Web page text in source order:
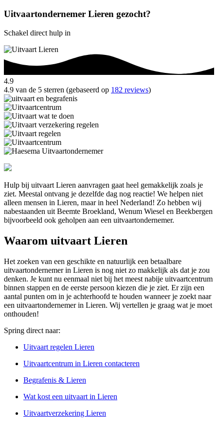
Uitvaartondernemer Lieren gezocht?
Schakel direct hulp in
4.9
4.9 van de 5 sterren (gebaseerd op 182 reviews)
Hulp bij uitvaart Lieren aanvragen gaat heel gemakkelijk zoals je
ziet. Meestal ontvang je dezelfde dag nog reactie! We helpen niet
alleen mensen in Lieren, maar in heel Nederland! Zo hebben wij
nabestaanden uit Beemte Broekland, Wenum Wiesel en Beekbergen
bijvoorbeeld ook geholpen aan een uitvaartondernemer.
Waarom uitvaart Lieren
Het zoeken van een geschikte en natuurlijk een betaalbare
uitvaartondernemer in Lieren is nog niet zo makkelijk als dat je zou
denken. Je kunt nu eenmaal niet bij het meest nabije uitvaartcentrum
binnen stappen en de eerste persoon kiezen die je ziet. Er zijn een
aantal punten om in je achterhoofd te houden wanneer je zoekt naar
een uitvaartondernemer in Lieren. Wij vertellen je graag wat je moet
onthouden!
Spring direct naar:
Uitvaart regelen Lieren
Uitvaartcentrum in Lieren contacteren
Begrafenis & Lieren
Wat kost een uitvaart in Lieren
Uitvaartverzekering Lieren